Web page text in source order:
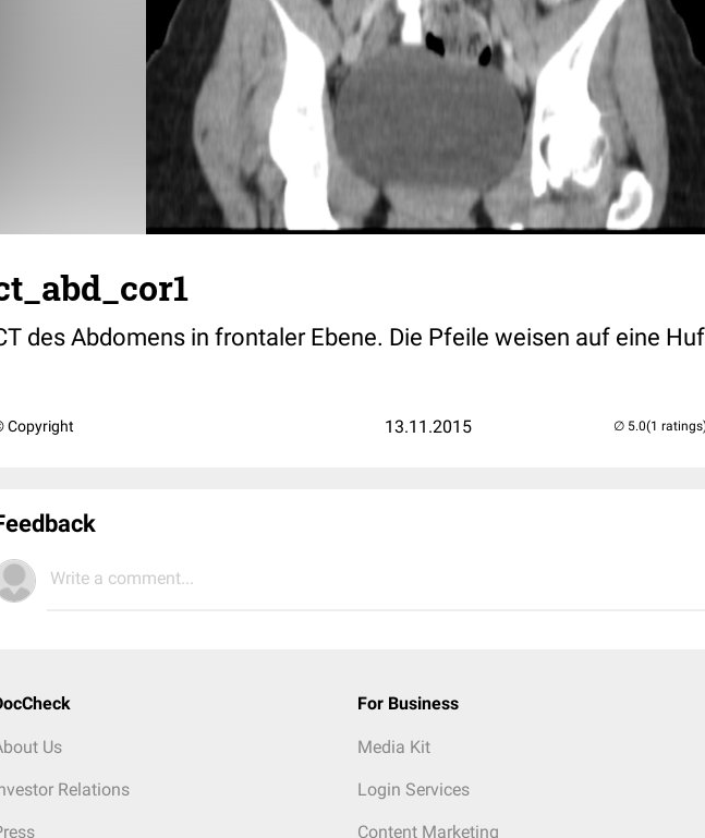
des Abdomens in frontaler Ebene. Die Pfeile weisen auf eine
Copyright 13.11.2015 (1
Write a comment...
Us
Relations
For Business
Media Kit
Login Services
Content Marketing